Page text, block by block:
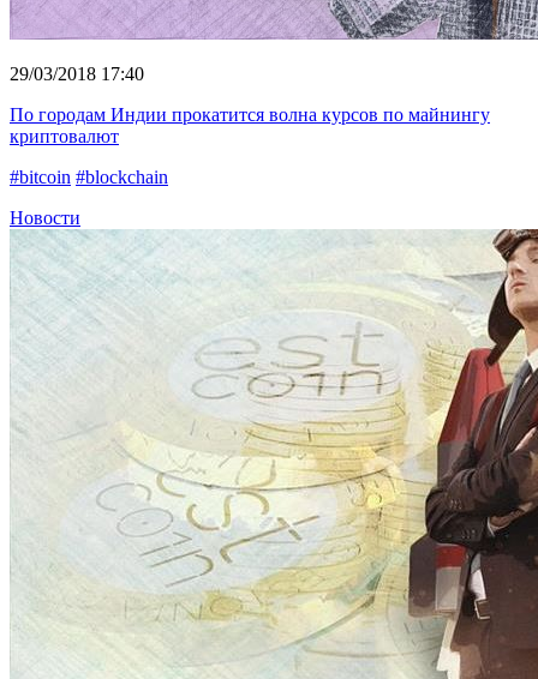
29/03/2018 17:40
По городам Индии прокатится волна курсов по майнингу
криптовалют
#bitcoin #blockchain
Новости